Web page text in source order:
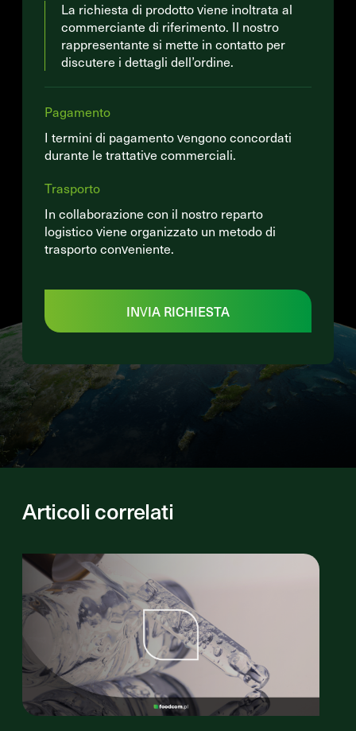
La richiesta di prodotto viene inoltrata al
commerciante di riferimento. Il nostro
rappresentante si mette in contatto per
discutere i dettagli dell’ordine.
Pagamento
I termini di pagamento vengono concordati
durante le trattative commerciali.
Trasporto
In collaborazione con il nostro reparto
logistico viene organizzato un metodo di
trasporto conveniente.
INVIA RICHIESTA
Articoli correlati